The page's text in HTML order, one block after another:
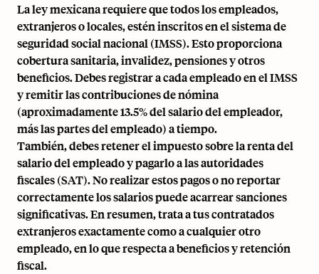
La ley mexicana requiere que todos los empleados,
extranjeros o locales, estén inscritos en el sistema de
seguridad social nacional (IMSS). Esto proporciona
cobertura sanitaria, invalidez, pensiones y otros
beneficios. Debes registrar a cada empleado en el IMSS
y remitir las contribuciones de nómina
(aproximadamente 13.5% del salario del empleador,
más las partes del empleado) a tiempo.
También, debes retener el impuesto sobre la renta del
salario del empleado y pagarlo a las autoridades
fiscales (SAT). No realizar estos pagos o no reportar
correctamente los salarios puede acarrear sanciones
significativas. En resumen, trata a tus contratados
extranjeros exactamente como a cualquier otro
empleado, en lo que respecta a beneficios y retención
fiscal.